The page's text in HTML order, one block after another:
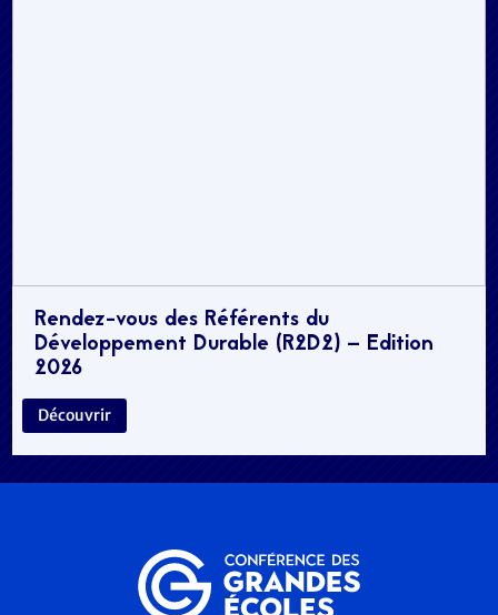
Rendez-vous des Référents du
Développement Durable (R2D2) – Edition
2026
Découvrir